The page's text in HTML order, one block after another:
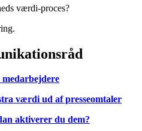
værdi-proces?
værdi ud af presseomtaler
aktiverer du dem?